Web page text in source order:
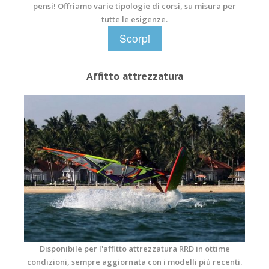
pensi! Offriamo varie tipologie di corsi, su misura per
tutte le esigenze.
Scorpi
Affitto attrezzatura
3.jpg
Disponibile per l'affitto attrezzatura RRD in ottime
condizioni, sempre aggiornata con i modelli più recenti.